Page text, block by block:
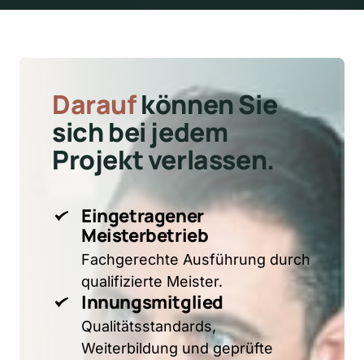
Daraufkönnen Sie
sich bei
Projekt verlassen.
Eingetragener
Meisterbetrieb
Fachgerechte Ausführung durch
qualifizierte Meister.
Innungsmitglied
Qualitätsstandards,
Weiterbildung und geprüfte